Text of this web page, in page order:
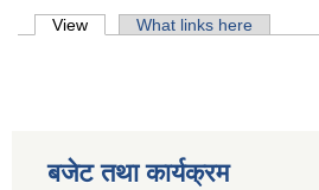
Primary tabs
View (active tab)What links here
बजेट तथा कार्यक्रम